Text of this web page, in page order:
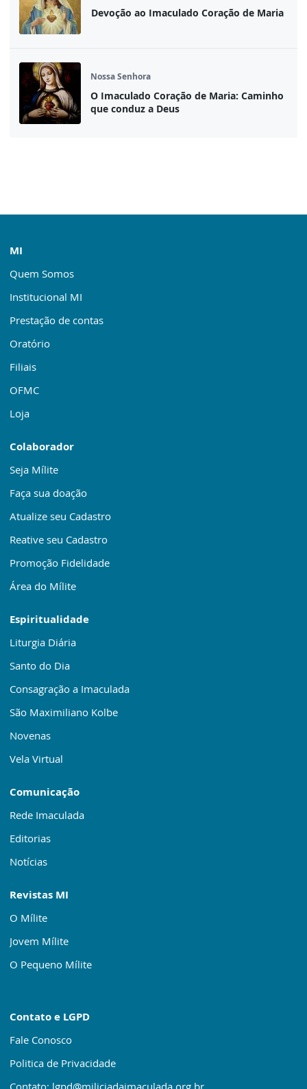
Devoção ao Imaculado Coração de Maria
Nossa Senhora
O Imaculado Coração de Maria: Caminho
que conduz a Deus
MI
Quem Somos
Institucional MI
Prestação de contas
Oratório
Filiais
OFMC
Loja
Colaborador
Seja Mílite
Faça sua doação
Atualize seu Cadastro
Reative seu Cadastro
Promoção Fidelidade
Área do Mílite
Espiritualidade
Liturgia Diária
Santo do Dia
Consagração a Imaculada
São Maximiliano Kolbe
Novenas
Vela Virtual
Comunicação
Rede Imaculada
Editorias
Notícias
Revistas MI
O Mílite
Jovem Mílite
O Pequeno Mílite
Contato e LGPD
Fale Conosco
Politica de Privacidade
Contato: lgpd@miliciadaimaculada.org.br